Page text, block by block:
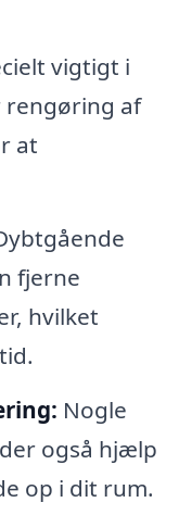
vigtigt i
rengøring af
at
fjerne
hvilket
Nogle
også hjælp
op i dit rum.